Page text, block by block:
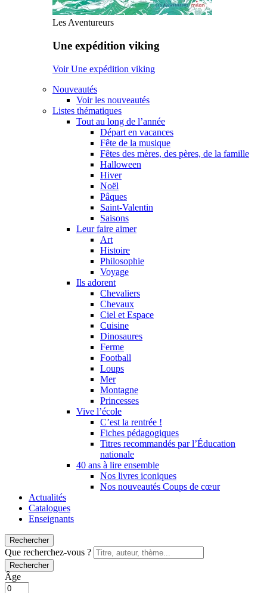
Les Aventureurs
Une expédition viking
Voir Une expédition viking
Nouveautés
Voir les nouveautés
Listes thématiques
Tout au long de l’année
Départ en vacances
Fête de la musique
Fêtes des mères, des pères, de la famille
Halloween
Hiver
Noël
Pâques
Saint-Valentin
Saisons
Leur faire aimer
Art
Histoire
Philosophie
Voyage
Ils adorent
Chevaliers
Chevaux
Ciel et Espace
Cuisine
Dinosaures
Ferme
Football
Loups
Mer
Montagne
Princesses
Vive l’école
C’est la rentrée !
Fiches pédagogiques
Titres recommandés par l’Éducation
nationale
40 ans à lire ensemble
Nos livres iconiques
Nos nouveautés Coups de cœur
Actualités
Catalogues
Enseignants
Rechercher
Que recherchez-vous ?
Rechercher
Âge